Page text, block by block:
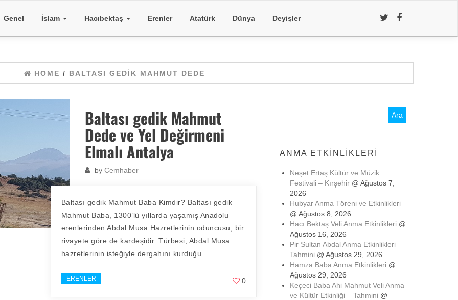
Genel İslam Hacıbektaş Erenler Atatürk Dünya Deyişler
HOME / BALTASI GEDIK MAHMUT DEDE
Baltası gedik Mahmut
Dede ve Yel Değirmeni
Elmalı Antalya
by Cemhaber
Baltası gedik Mahmut Baba Kimdir? Baltası gedik
Mahmut Baba, 1300’lü yıllarda yaşamış Anadolu
erenlerinden Abdal Musa Hazretlerinin oduncusu, bir
rivayete göre de kardeşidir. Türbesi, Abdal Musa
hazretlerinin isteğiyle dergahını kurduğu…
ERENLER 0
ANMA ETKINLIKLERI
Neşet Ertaş Kültür ve Müzik
Festivali – Kırşehir@ Ağustos 7,
2026
Hubyar Anma Töreni ve Etkinlikleri
@ Ağustos 8, 2026
Hacı Bektaş Veli Anma Etkinlikleri @
Ağustos 16, 2026
Pir Sultan Abdal Anma Etkinlikleri –
Tahmini @ Ağustos 29, 2026
Hamza Baba Anma Etkinlikleri @
Ağustos 29, 2026
Keçeci Baba Ahi Mahmut Veli Anma
ve Kültür Etkinliği – Tahmini @